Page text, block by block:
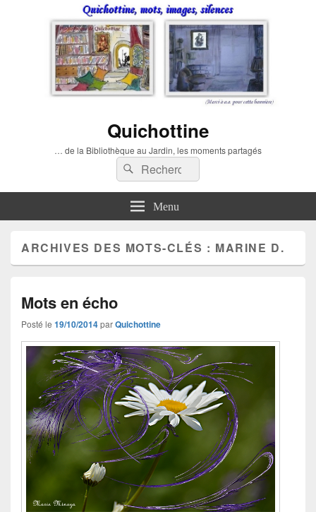
Quichottine
… de la Bibliothèque au Jardin, les moments partagés
Recherche :
Rechercher
Menu
ARCHIVES DES MOTS-CLÉS : MARINE D.
Mots en écho
Posté le 19/10/2014parQuichottine